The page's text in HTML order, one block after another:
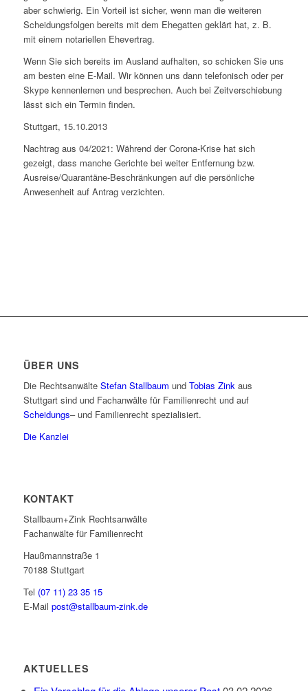
aber schwierig. Ein Vorteil ist sicher, wenn man die weiteren
Scheidungsfolgen bereits mit dem Ehegatten geklärt hat, z. B.
mit einem notariellen Ehevertrag.
Wenn Sie sich bereits im Ausland aufhalten, so schicken Sie uns
am besten eine E-Mail. Wir können uns dann telefonisch oder per
Skype kennenlernen und besprechen. Auch bei Zeitverschiebung
lässt sich ein Termin finden.
Stuttgart, 15.10.2013
Nachtrag aus 04/2021: Während der Corona-Krise hat sich
gezeigt, dass manche Gerichte bei weiter Entfernung bzw.
Ausreise/Quarantäne-Beschränkungen auf die persönliche
Anwesenheit auf Antrag verzichten.
ÜBER UNS
Die Rechtsanwälte Stefan Stallbaum und Tobias Zink aus
Stuttgart sind und Fachanwälte für Familienrecht und auf
Scheidungs– und Familienrecht spezialisiert.
Die Kanzlei
KONTAKT
Stallbaum+Zink Rechtsanwälte
Fachanwälte für Familienrecht
Haußmannstraße 1
70188 Stuttgart
Tel (07 11) 23 35 15
E-Mail post@stallbaum-zink.de
AKTUELLES